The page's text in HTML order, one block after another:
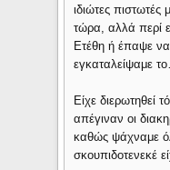
ιδιώτες πιστωτές
τώρα, αλλά περί
Ετέθη ή έπαψε να
εγκαταλείψαμε
Είχε διερωτηθεί
απέγιναν οι
καθώς ψάχναμε
σκουπιδοτενεκέ